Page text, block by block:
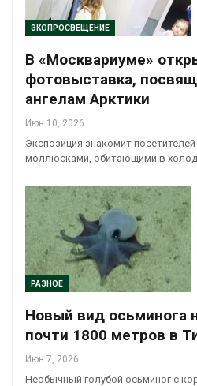
ЭКОПРОСВЕЩЕНИЕ
В «Москвариуме»
фотовыставка,
ангелам Арктики
Июн 10, 2026
Экспозиция знакомит
моллюсками, обитающими в
РАЗНОЕ
Новый вид осьминога
почти 1800 метров в
Июн 7, 2026
Необычный голубой осьминог с